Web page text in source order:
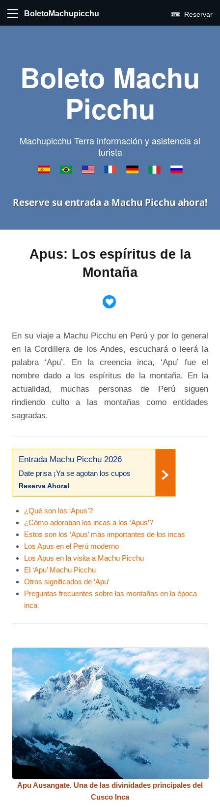
BoletoMachupicchu Reservar
Boleto Machu
Picchu
Machupicchu Terra información y asistencia al
turista
Reserve su entrada a Machu Picchu ahora!
Apus: Los espíritus de la
Montaña
En su viaje a Machu Picchu en Perú y por lo general
en la Cordillera de los Andes, escuchará o leerá la
palabra ‘Apu’. En la creencia inca, ‘Apu’ fue el
nombre dado a los espíritus de la montaña. En la
actualidad, muchas personas de Perú siguen
rindiendo culto a las montañas como entidades
sagradas.
Entrada Machu Picchu 2026
Date prisa ¡Ya se agotan los cupos
Reserva Ahora!
¿Qué son los ‘Apus’?
¿Cómo adoraban los incas a los ‘Apus’?
Estos son los ‘Apus’ más importantes de los incas
Los Apus en el Perú moderno
Los Apus en la visita a Machu Picchu
El ‘Apu’ Machu Picchu
Otros significados de ‘Apu’
Preguntas frecuentes sobre las montañas en la época
inca
Apu Ausangate. Una de las divinidades principales del
Cusco Inca